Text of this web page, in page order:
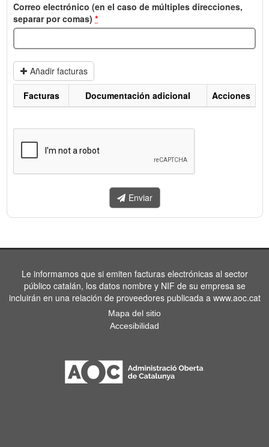
Correo electrónico (en el caso de múltiples direcciones,
separar por comas) *
Añadir facturas
enviar.
Facturas Documentación adicional Acciones
Enviar
Le informamos que si emiten facturas electrónicas al sector
público catalán, los datos nombre y NIF de su empresa se
incluirán en una relación de proveedores publicada a www.aoc.cat
Mapa del sitio
Accesibilidad